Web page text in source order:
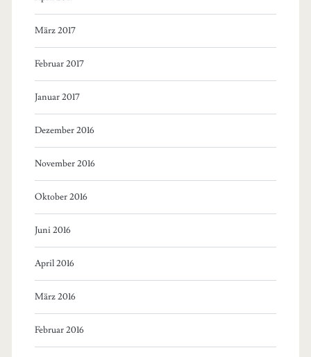
März 2017
Februar 2017
Januar 2017
Dezember 2016
November 2016
Oktober 2016
Juni 2016
April 2016
März 2016
Februar 2016